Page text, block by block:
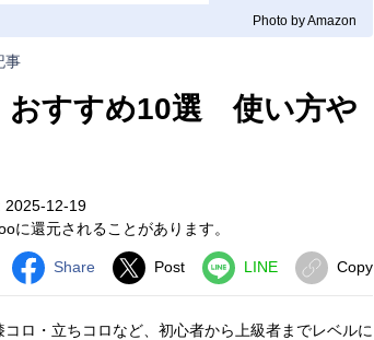
Photo by Amazon
事
おすすめ10選 使い方や
2025-12-19
還元されることがあります。
Share Post LINE Copy
コロ・立ちコロなど、初心者から上級者までレベルに